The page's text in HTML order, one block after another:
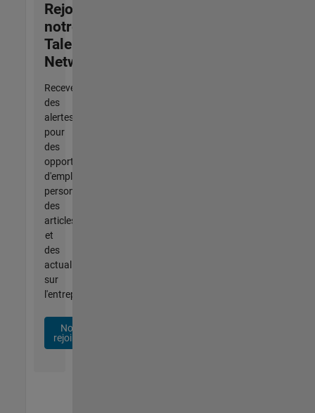
Rejoignez
notre
Talent
Network
Recevez
des
alertes
pour
des
opportunités
d'emploi
personnalisées,
des
articles
et
des
actualités
sur
l'entreprise.
Nous
rejoindre